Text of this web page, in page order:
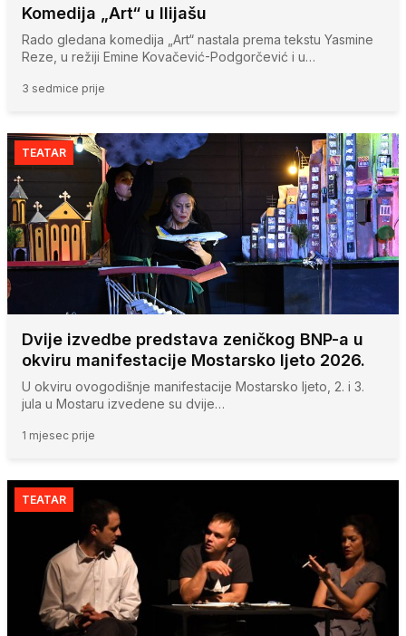
Komedija „Art“ u Ilijašu
Rado gledana komedija „Art“ nastala prema tekstu Yasmine
Reze, u režiji Emine Kovačević-Podgorčević i u…
3 sedmice prije
TEATAR
Dvije izvedbe predstava zeničkog BNP-a u
okviru manifestacije Mostarsko ljeto 2026.
U okviru ovogodišnje manifestacije Mostarsko ljeto, 2. i 3.
jula u Mostaru izvedene su dvije…
1 mjesec prije
TEATAR